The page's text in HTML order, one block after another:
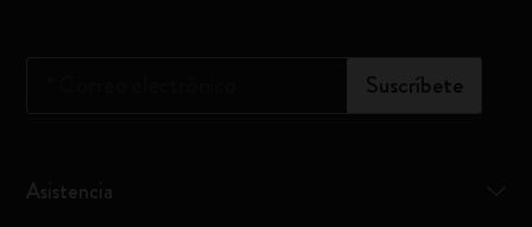
Suscríbete
Asistencia